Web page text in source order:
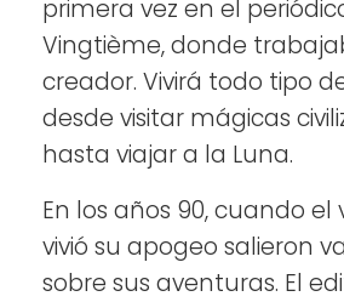
primera vez en el
Vingtième, donde
creador. Vivirá todo tipo
desde visitar mágicas
hasta viajar a la Luna.
En los años 90, cuando el
vivió su apogeo salieron
sobre sus aventuras. El